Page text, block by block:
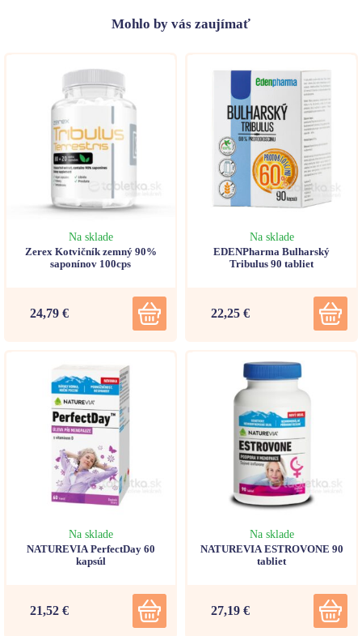
Mohlo by vás zaujímať
Na sklade
Zerex Kotvičník zemný 90%
saponínov 100cps
24,79 €
Na sklade
EDENPharma Bulharský
Tribulus 90 tabliet
22,25 €
Na sklade
NATUREVIA PerfectDay 60
kapsúl
21,52 €
Na sklade
NATUREVIA ESTROVONE 90
tabliet
27,19 €